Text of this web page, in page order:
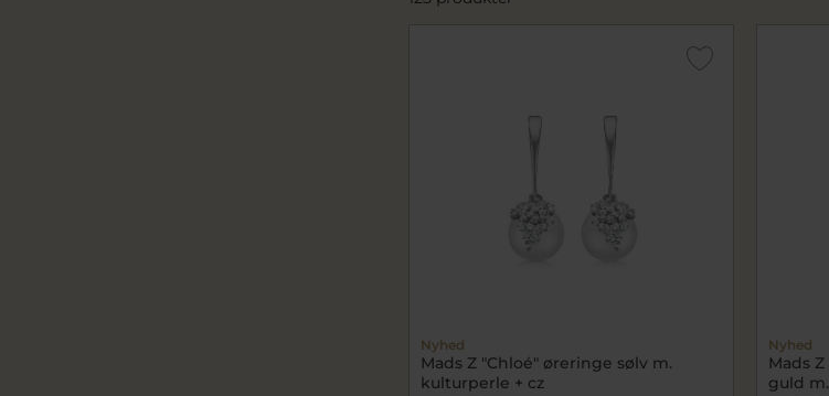
Nyhed
Mads Z "Chloé" øreringe sølv m.
kulturperle + cz
Nyhed
Mads
guld